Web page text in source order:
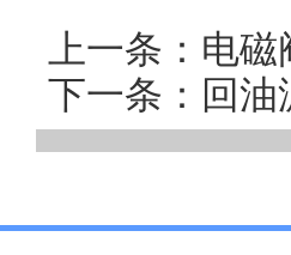
上一条：电
下一条：回油